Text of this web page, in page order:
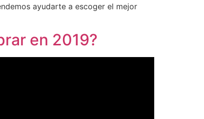
ayudarte a escoger el mejor
en 2019?